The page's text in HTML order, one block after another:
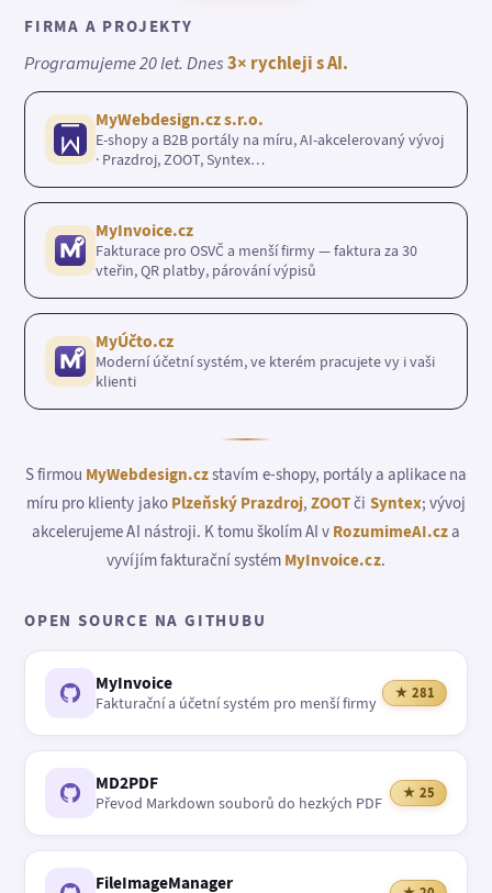
FIRMA A PROJEKTY
Programujeme 20 let. Dnes3× rychleji s AI.
MyWebdesign.cz s.r.o.
E-shopy a B2B portály na míru, AI-akcelerovaný vývoj
· Prazdroj, ZOOT, Syntex…
MyInvoice.cz
Fakturace pro OSVČ a menší firmy — faktura za 30
vteřin, QR platby, párování výpisů
MyÚčto.cz
Moderní účetní systém, ve kterém pracujete vy i vaši
klienti
S firmou MyWebdesign.czstavím e-shopy, portály a aplikace na
míru pro klienty jako Plzeňský Prazdroj,ZOOTči Syntex; vývoj
akcelerujeme AI nástroji. K tomu školím AI v RozumimeAI.cza
vyvíjím fakturační systém MyInvoice.cz.
OPEN SOURCE NA GITHUBU
MyInvoice
Fakturační a účetní systém pro menší firmy
★ 281
MD2PDF
Převod Markdown souborů do hezkých PDF
★ 25
FileImageManager